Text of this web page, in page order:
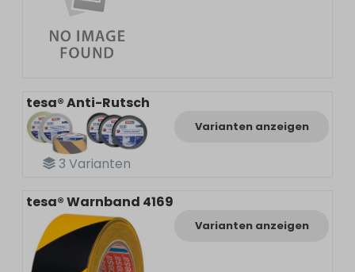
3 Varianten
tesa® Anti-Rutsch
Varianten anzeigen
tesa® Warnband 4169
Varianten anzeigen